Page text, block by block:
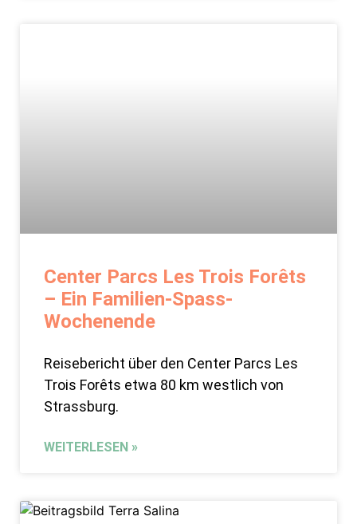
Center Parcs Les Trois Forêts
– Ein Familien-Spass-
Wochenende
Reisebericht über den Center Parcs Les
Trois Forêts etwa 80 km westlich von
Strassburg.
WEITERLESEN »